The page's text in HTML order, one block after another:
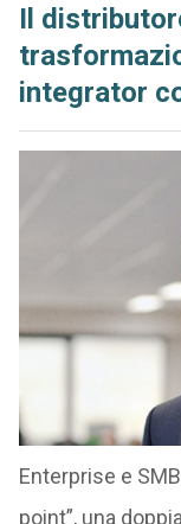
Il
integrator
Enterprise e
point”, una